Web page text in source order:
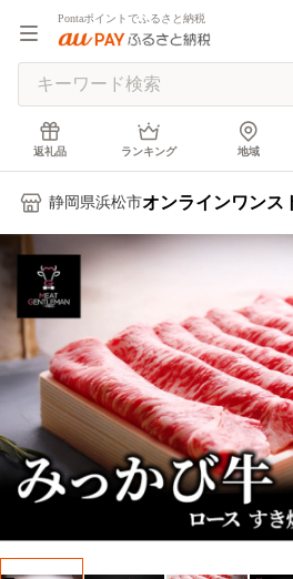
Pontaポイントでふるさと納税
返礼品 ランキング 地域
静岡県浜松市オンラインワンス